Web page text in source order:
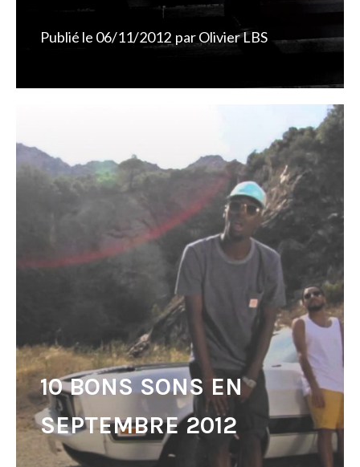
Publié le 06/11/2012 parOlivier LBS
10 BONS SONS EN
SEPTEMBRE 2012